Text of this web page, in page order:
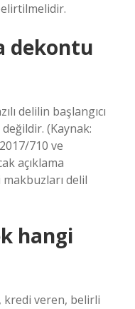
dekontu
delilin başlangıcı
(Kaynak:
710 ve
açıklama
delil
hangi
kredi veren, belirli